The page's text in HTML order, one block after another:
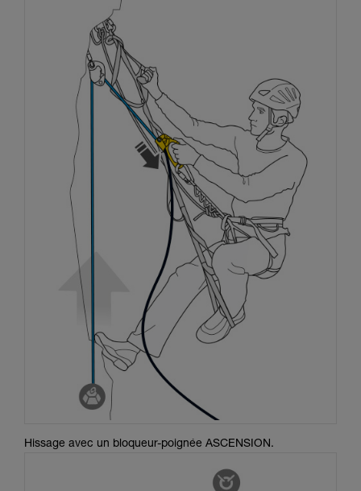
Hissage avec un bloqueur-poignée ASCENSION.